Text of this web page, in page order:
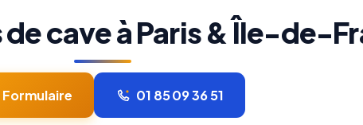
cave à Paris & Île-de-
Formulaire 01 85 09 36 51